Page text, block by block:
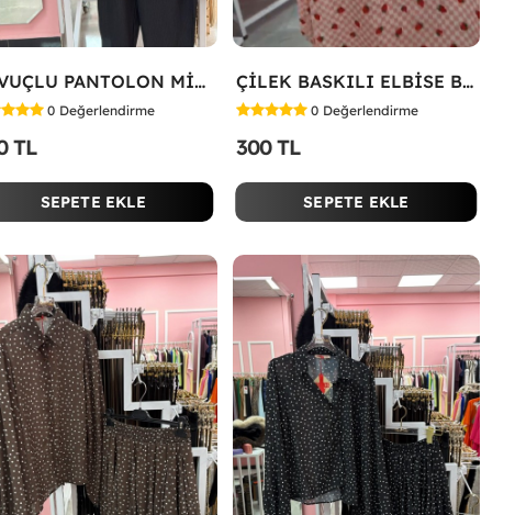
HAVUÇLU PANTOLON MİYASE TAKIM Siyah
0 Değerlendirme
TL
SEPETE EKLE
ÇİLEK BASKILI ELBİSE Bej
0 Değerlendirme
300 TL
SEPETE EKLE